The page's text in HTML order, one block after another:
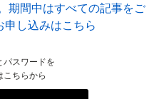
期間中はすべての記事をご
申し込みはこちら
パスワードを
こちらから